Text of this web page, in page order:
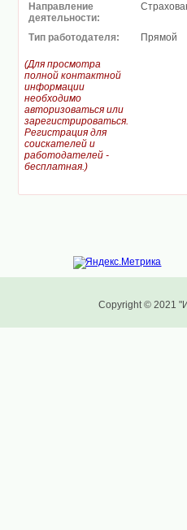
Направление
деятельности:
Тип работодателя: Прямой
(Для просмотра
полной контактной
информации
необходимо
авторизоваться или
зарегистрироваться.
Регистрация для
соискателей и
работодателей -
бесплатная.)
Copyright © 2021